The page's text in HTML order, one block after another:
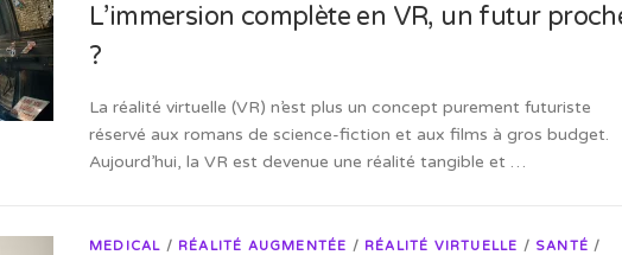
L’immersion complète en VR, un futur
?
La réalité virtuelle (VR) n’est plus un concept purement futuriste
réservé aux romans de science-fiction et aux films à gros budget.
Aujourd’hui, la VR est devenue une réalité tangible et …
MEDICAL / RÉALITÉ AUGMENTÉE / RÉALITÉ VIRTUELLE / SANTÉ /